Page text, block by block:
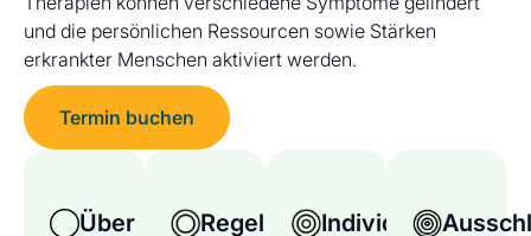
und die persönlichen Ressourcen sowie Stärken
erkrankter Menschen aktiviert werden.
Termin buchen
Über
RegelmäßigeIndividuelle